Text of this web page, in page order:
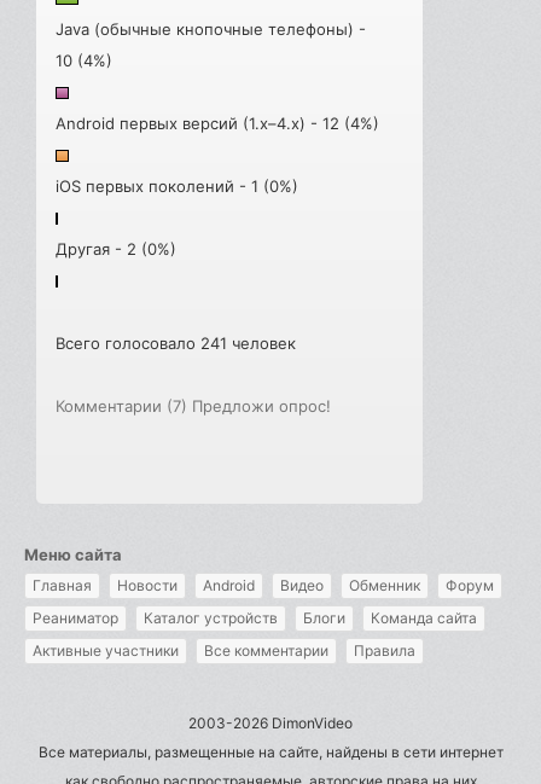
Java (обычные кнопочные телефоны) -
10 (4%)
Android первых версий (1.x–4.x) - 12 (4%)
iOS первых поколений - 1 (0%)
Другая - 2 (0%)
Всего голосовало 241 человек
Комментарии (7) Предложи опрос!
Меню сайта
Главная Новости Android Видео Обменник
Форум
Реаниматор
Каталог устройств Блоги
Команда сайта
Активные участники
Все комментарии Правила
2003-2026 DimonVideo
Все материалы, размещенные на сайте, найдены в сети интернет